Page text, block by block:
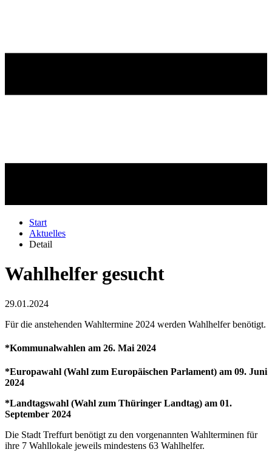
Start
Aktuelles
Detail
Wahlhelfer gesucht
29.01.2024
Für die anstehenden Wahltermine 2024 werden Wahlhelfer benötigt.
*Kommunalwahlen am 26. Mai 2024
*Europawahl (Wahl zum Europäischen Parlament) am 09. Juni
2024
*Landtagswahl (Wahl zum Thüringer Landtag) am 01.
September 2024
Die Stadt Treffurt benötigt zu den vorgenannten Wahlterminen für
ihre 7 Wahllokale jeweils mindestens 63 Wahlhelfer.